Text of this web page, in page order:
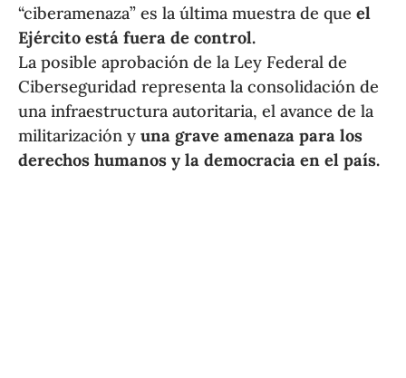
“ciberamenaza” es la última muestra de queel
Ejército está fuera de control.
La posible aprobación de la Ley Federal de
Ciberseguridad representa la consolidación de
una infraestructura autoritaria, el avance de la
militarización yuna grave amenaza para los
derechos humanos y la democracia en el país.